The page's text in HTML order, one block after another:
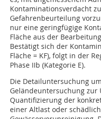
Kontaminationsverdacht
Gefahrenbeurteilung
nur eine geringfügige
Fläche aus der
Bestätigt sich der
Fläche = KF), folgt in der
Phase IIb (Kategorie E).
Die Detailuntersuchung
Geländeuntersuchung
Quantifizierung der
einer Altlast oder